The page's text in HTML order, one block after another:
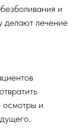
и
делают лечение
осмотры и